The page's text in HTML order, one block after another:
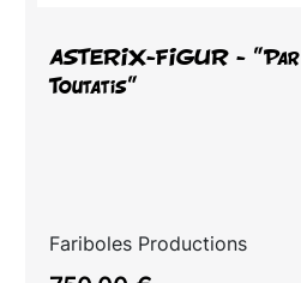
Vorschau
ASTERIX-FIGUR - "Par
Toutatis"
Fariboles Productions